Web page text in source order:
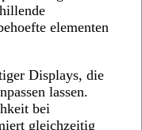
elementen
Displays, die
lassen.
bei
gleichzeitig